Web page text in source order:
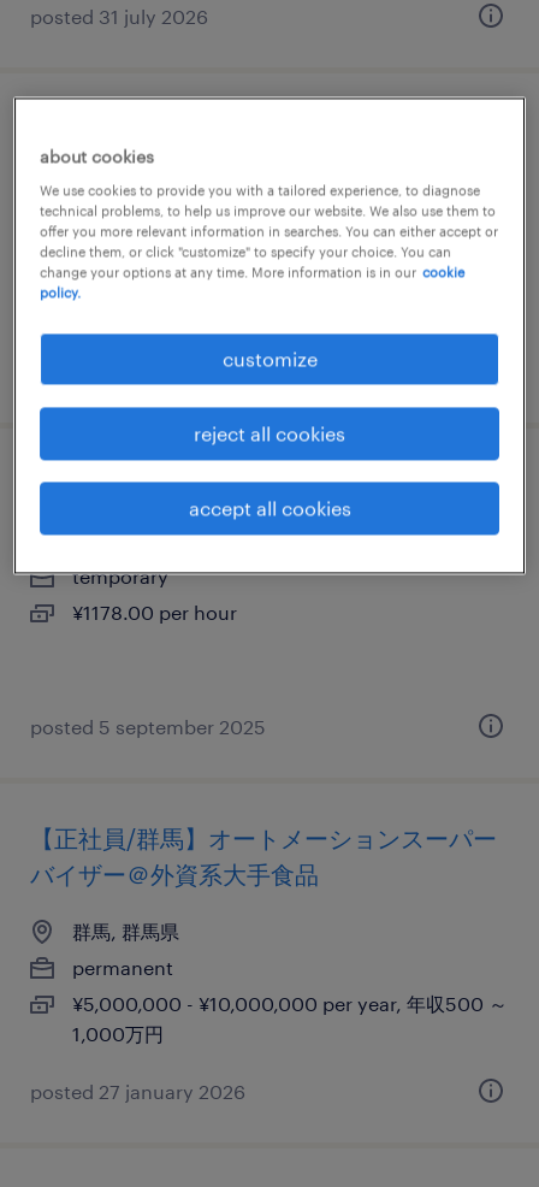
posted 31 july 2026
群馬県北群馬郡吉岡町, 群馬県
temporary
¥1260.00 per hour
posted 3 august 2026
イベントスタッフ
群馬県伊勢崎市, 群馬県
temporary
¥1178.00 per hour
posted 5 september 2025
【正社員/群馬】オートメーションスーパー
バイザー＠外資系大手食品
群馬, 群馬県
permanent
¥5,000,000 - ¥10,000,000 per year, 年収500 ～
1,000万円
posted 27 january 2026
about cookies
We use cookies to provide you with a tailored experience, to diagnose
technical problems, to help us improve our website. We also use them to
offer you more relevant information in searches. You can either accept or
decline them, or click "customize" to specify your choice. You can
change your options at any time. More information is in our cookie
policy.
customize
reject all cookies
accept all cookies